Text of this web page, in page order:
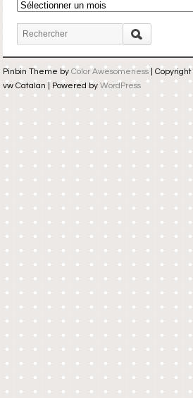
Archives
Pinbin Theme by Color Awesomeness| Copyright
vw Catalan | Powered by WordPress